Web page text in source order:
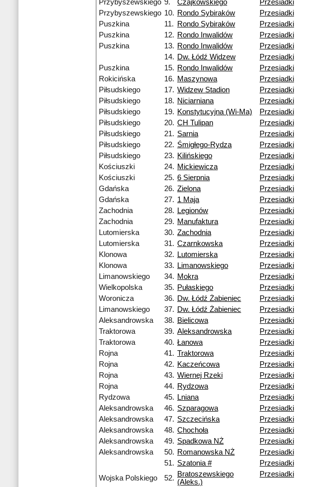
Przybyszewskiego 9. Czajkowskiego
Przesiadki
Przybyszewskiego 10. Rondo Sybiraków
Przesiadki
Puszkina
11. Rondo Sybiraków
Przesiadki
Puszkina
12. Rondo Inwalidów
Przesiadki
Puszkina
13. Rondo Inwalidów
Przesiadki
14. Dw. Łódź Widzew
Przesiadki
Puszkina
15. Rondo Inwalidów
Przesiadki
Rokicińska
16. Maszynowa
Przesiadki
Piłsudskiego
17. Widzew Stadion
Przesiadki
Piłsudskiego
18. Niciarniana
Przesiadki
Piłsudskiego
19. Konstytucyjna (Wi-Ma)
Przesiadki
Piłsudskiego
20. CH Tulipan
Przesiadki
Piłsudskiego
21. Sarnia
Przesiadki
Piłsudskiego
22. Śmigłego-Rydza
Przesiadki
Piłsudskiego
23. Kilińskiego
Przesiadki
Kościuszki
24. Mickiewicza
Przesiadki
Kościuszki
25. 6 Sierpnia
Przesiadki
Gdańska
26. Zielona
Przesiadki
Gdańska
27. 1 Maja
Przesiadki
Zachodnia
28. Legionów
Przesiadki
Zachodnia
29. Manufaktura
Przesiadki
Lutomierska
30. Zachodnia
Przesiadki
Lutomierska
31. Czarnkowska
Przesiadki
Klonowa
32. Lutomierska
Przesiadki
Klonowa
33. Limanowskiego
Przesiadki
Limanowskiego
34. Mokra
Przesiadki
Wielkopolska
35. Pułaskiego
Przesiadki
Woronicza
36. Dw. Łódź Żabieniec
Przesiadki
Limanowskiego
37. Dw. Łódź Żabieniec
Przesiadki
Aleksandrowska
38. Bielicowa
Przesiadki
Traktorowa
39. Aleksandrowska
Przesiadki
Traktorowa
40. Łanowa
Przesiadki
Rojna
41. Traktorowa
Przesiadki
Rojna
42. Kaczeńcowa
Przesiadki
Rojna
43. Wiernej Rzeki
Przesiadki
Rojna
44. Rydzowa
Przesiadki
Rydzowa
45. Lniana
Przesiadki
Aleksandrowska
46. Szparagowa
Przesiadki
Aleksandrowska
47. Szczecińska
Przesiadki
Aleksandrowska
48. Chochoła
Przesiadki
Aleksandrowska
49. Spadkowa NŻ
Przesiadki
Aleksandrowska
50. Romanowska NŻ
Przesiadki
51. Szatonia #
Przesiadki
Wojska Polskiego
52. Bratoszewskiego
(Aleks.)
Przesiadki